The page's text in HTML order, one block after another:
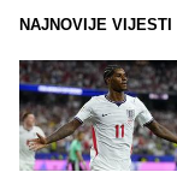
NAJNOVIJE VIJESTI